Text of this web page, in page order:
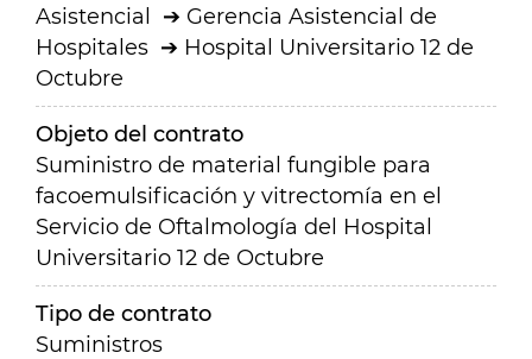
Asistencial
Gerencia Asistencial de
Hospitales
Hospital Universitario 12 de
Octubre
Objeto del contrato
Suministro de material fungible para
facoemulsificación y vitrectomía en el
Servicio de Oftalmología del Hospital
Universitario 12 de Octubre
Tipo de contrato
Suministros